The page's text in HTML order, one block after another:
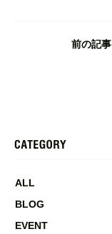
前の記事
ALL
BLOG
EVENT